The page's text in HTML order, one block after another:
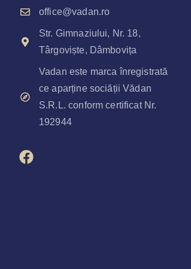
office@vadan.ro
Str. Gimnaziului, Nr. 18,
Târgoviște, Dâmbovița
Vadan este marca înregistrată
ce aparține sociății Vădan
S.R.L. conform certificat Nr.
192944